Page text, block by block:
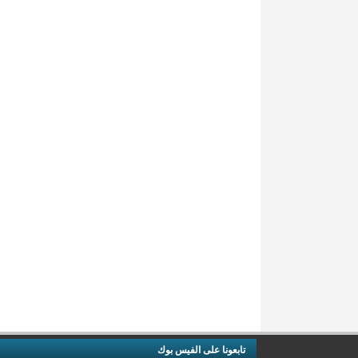
تابعونا على الفيس بوك